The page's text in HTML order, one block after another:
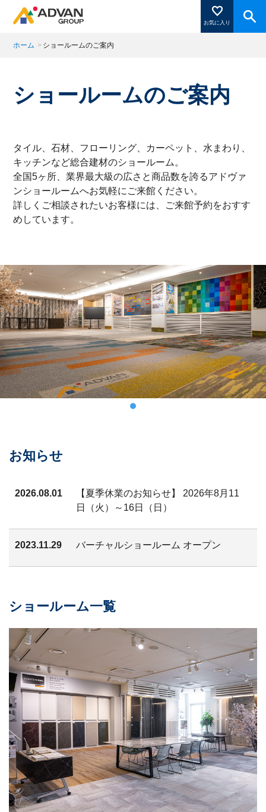
お気に入り
商品がここに表示されます。
閉じる
ホーム > ショールームのご案内
ショールームのご案内
タイル、石材、フローリング、カーペット、水まわり、
キッチンなど総合建材のショールーム。
全国5ヶ所、業界最大級の広さと商品数を誇るアドヴァ
ンショールームへお気軽にご来館ください。
詳しくご相談されたいお客様には、ご来館予約をおすす
めしています。
お知らせ
2026.08.01
【夏季休業のお知らせ】 2026年8月11
日（火）～16日（日）
2023.11.29 バーチャルショールーム オープン
ショールーム一覧